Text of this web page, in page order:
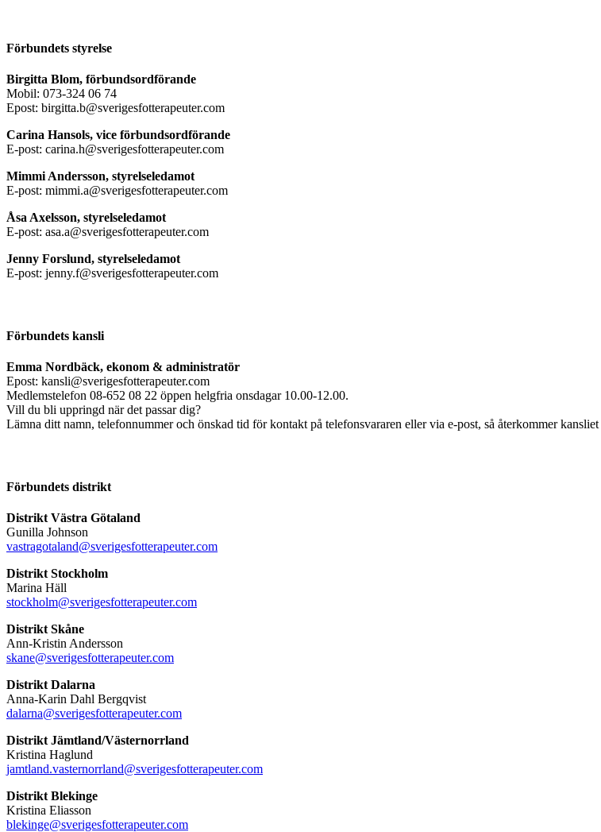
Förbundets styrelse
Birgitta Blom, förbundsordförande
Mobil: 073-324 06 74
Epost: birgitta.b@sverigesfotterapeuter.com
Carina Hansols, vice förbundsordförande
E-post: carina.h@sverigesfotterapeuter.com
Mimmi Andersson, styrelseledamot
E-post: mimmi.a@sverigesfotterapeuter.com
Åsa Axelsson, styrelseledamot
E-post: asa.a@sverigesfotterapeuter.com
Jenny Forslund, styrelseledamot
E-post: jenny.f@sverigesfotterapeuter.com
Förbundets kansli
Emma Nordbäck, ekonom & administratör
Epost: kansli@sverigesfotterapeuter.com
Medlemstelefon 08-652 08 22 öppen helgfria onsdagar 10.00-12.00.
Vill du bli uppringd när det passar dig?
Lämna ditt namn, telefonnummer och önskad tid för kontakt på telefonsvararen eller via e-post, så återkommer
Förbundets distrikt
Distrikt Västra Götaland
Gunilla Johnson
vastragotaland@sverigesfotterapeuter.com
Distrikt Stockholm
Marina Häll
stockholm@sverigesfotterapeuter.com
Distrikt Skåne
Ann-Kristin Andersson
skane@sverigesfotterapeuter.com
Distrikt Dalarna
Anna-Karin Dahl Bergqvist
dalarna@sverigesfotterapeuter.com
Distrikt Jämtland/Västernorrland
Kristina Haglund
jamtland.vasternorrland@sverigesfotterapeuter.com
Distrikt Blekinge
Kristina Eliasson
blekinge@sverigesfotterapeuter.com